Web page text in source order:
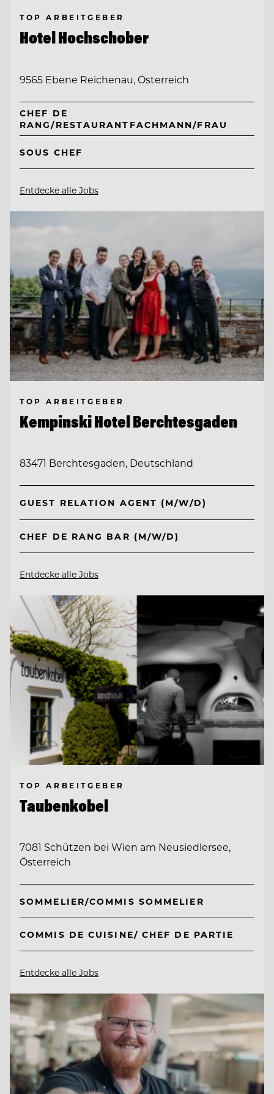
TOP ARBEITGEBER
Hotel Hochschober
9565 Ebene Reichenau, Österreich
CHEF DE
RANG/RESTAURANTFACHMANN/FRAU
SOUS CHEF
Entdecke alle Jobs
TOP ARBEITGEBER
Kempinski Hotel Berchtesgaden
83471 Berchtesgaden, Deutschland
GUEST RELATION AGENT (M/W/D)
CHEF DE RANG BAR (M/W/D)
Entdecke alle Jobs
TOP ARBEITGEBER
Taubenkobel
7081 Schützen bei Wien am Neusiedlersee,
Österreich
SOMMELIER/COMMIS SOMMELIER
COMMIS DE CUISINE/ CHEF DE PARTIE
Entdecke alle Jobs